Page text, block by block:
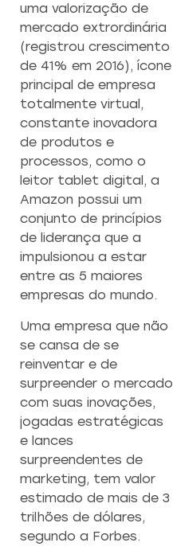
uma valorização de
mercado extrordinária
(registrou crescimento
de 41% em 2016), ícone
principal de empresa
totalmente virtual,
constante inovadora
de produtos e
processos, como o
leitor tablet digital, a
Amazon possui um
conjunto de princípios
de liderança que a
impulsionou a estar
entre as 5 maiores
empresas do mundo.
Uma empresa que não
se cansa de se
reinventar e de
surpreender o mercado
com suas inovações,
jogadas estratégicas
e lances
surpreendentes de
marketing, tem valor
estimado de mais de 3
trilhões de dólares,
segundo a Forbes.